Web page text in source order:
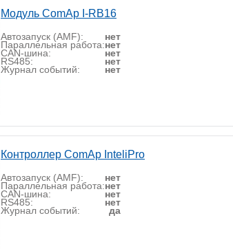
Модуль ComAp I-RB16
Автозапуск (AMF): нет
Параллельная работа:нет
CAN-шина: нет
RS485: нет
Журнал событий: нет
Контроллер ComAp InteliPro
Автозапуск (AMF): нет
Параллельная работа:нет
CAN-шина: нет
RS485: нет
Журнал событий: да